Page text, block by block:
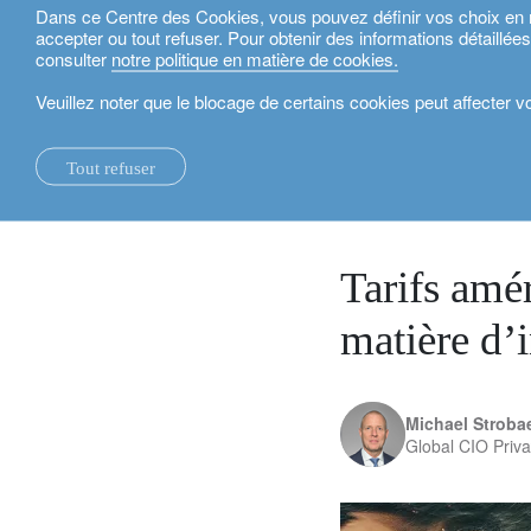
Dans ce Centre des Cookies, vous pouvez définir vos choix
accepter ou tout refuser. Pour obtenir des informations
consulter notre politique en matière de cookies.
Veuillez noter que le blocage de certains cookies peut affecter
Tout refuser
la maison.
nos rapports financiers.
changements systémiques.
Le foyer éco-logique.
voir tout.
perspectives d’investissement.
expertise locale.
royaume-uni
france.
italie.
espagne.
israël.
investment solutions.
rethink investments.
fonds d'investissement.
nos plateformes bancaires.
Français
actualités. perspectives d’investissement Tarifs américains
Tarifs
matière
Michael
Global CIO